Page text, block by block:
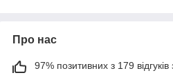
Про нас
97% позитивних з 179 відгуків